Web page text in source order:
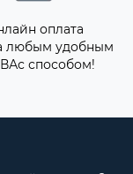
оплата
любым удобным
способом!